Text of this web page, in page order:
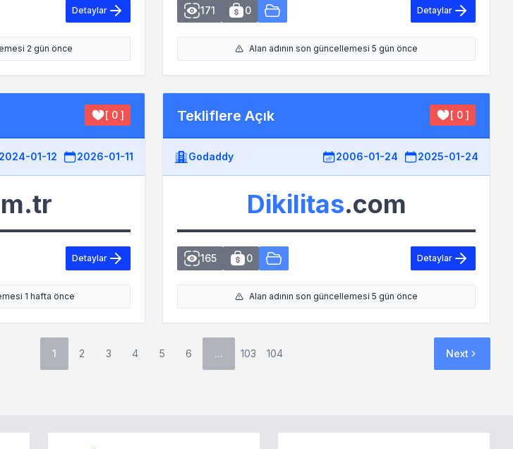
Detaylar
2 gün önce
171 0 Detaylar
Alan adının son güncellemesi 5 gün önce
[ 0 ]
2024-01-12 2026-01-11
Detaylar
1 hafta önce
Tekliflere Açık [ 0 ]
Godaddy 2006-01-24 2025-01-24
Dikilitas.com
165 0 Detaylar
Alan adının son güncellemesi 5 gün önce
1 2 3 4 5 6 ... 103 104 Next